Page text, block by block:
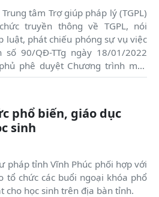
tâm Trợ giúp pháp lý (TGPL)
truyền thông về TGPL, nói
luật, phát chiếu phóng sự vụ việc
số 90/QĐ-TTg ngày 18/01/2022
phê duyệt Chương trình mục
bền vững giai đoạn 2021-2025
phổ biến, giáo dục
sinh
pháp tỉnh Vĩnh Phúc phối hợp với
tổ chức các buổi ngoại khóa phổ
cho học sinh trên địa bàn tỉnh.